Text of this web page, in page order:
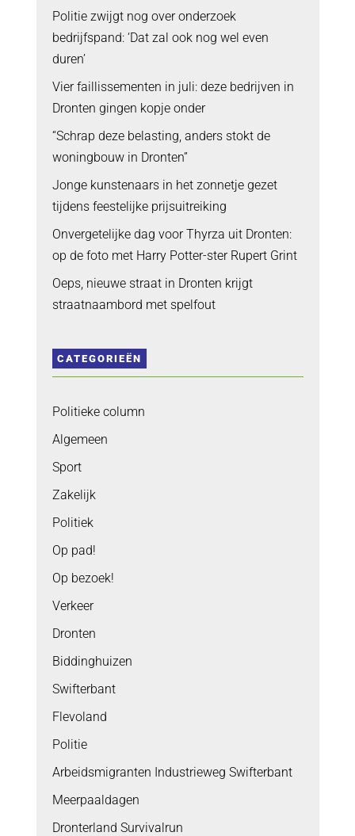
Politie zwijgt nog over onderzoek
bedrijfspand: ‘Dat zal ook nog wel even
duren’
Vier faillissementen in juli: deze bedrijven in
Dronten gingen kopje onder
“Schrap deze belasting, anders stokt de
woningbouw in Dronten”
Jonge kunstenaars in het zonnetje gezet
tijdens feestelijke prijsuitreiking
Onvergetelijke dag voor Thyrza uit Dronten:
op de foto met Harry Potter-ster Rupert Grint
Oeps, nieuwe straat in Dronten krijgt
straatnaambord met spelfout
CATEGORIEËN
Politieke column
Algemeen
Sport
Zakelijk
Politiek
Op pad!
Op bezoek!
Verkeer
Dronten
Biddinghuizen
Swifterbant
Flevoland
Politie
Arbeidsmigranten Industrieweg Swifterbant
Meerpaaldagen
Dronterland Survivalrun